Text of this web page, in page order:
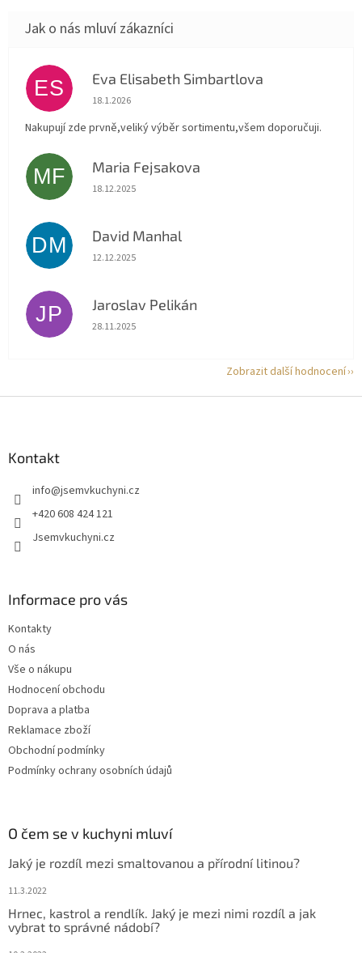
ES Eva Elisabeth Simbartlova
Hodnocení obchodu je 5 z 5 hvězdiček.
18.1.2026
Nakupují zde prvně,veliký výběr sortimentu,všem doporučuji.
MF Maria Fejsakova
Hodnocení obchodu je 5 z 5 hvězdiček.
18.12.2025
DM David Manhal
Hodnocení obchodu je 5 z 5 hvězdiček.
12.12.2025
JP Jaroslav Pelikán
Hodnocení obchodu je 5 z 5 hvězdiček.
28.11.2025
Zobrazit další hodnocení
Kontakt
info@jsemvkuchyni.cz
+420 608 424 121
Jsemvkuchyni.cz
Informace pro vás
Kontakty
O nás
Vše o nákupu
Hodnocení obchodu
Doprava a platba
Reklamace zboží
Obchodní podmínky
Podmínky ochrany osobních údajů
O čem se v kuchyni mluví
Jaký je rozdíl mezi smaltovanou a přírodní litinou?
11.3.2022
Hrnec, kastrol a rendlík. Jaký je mezi nimi rozdíl a jak
vybrat to správné nádobí?